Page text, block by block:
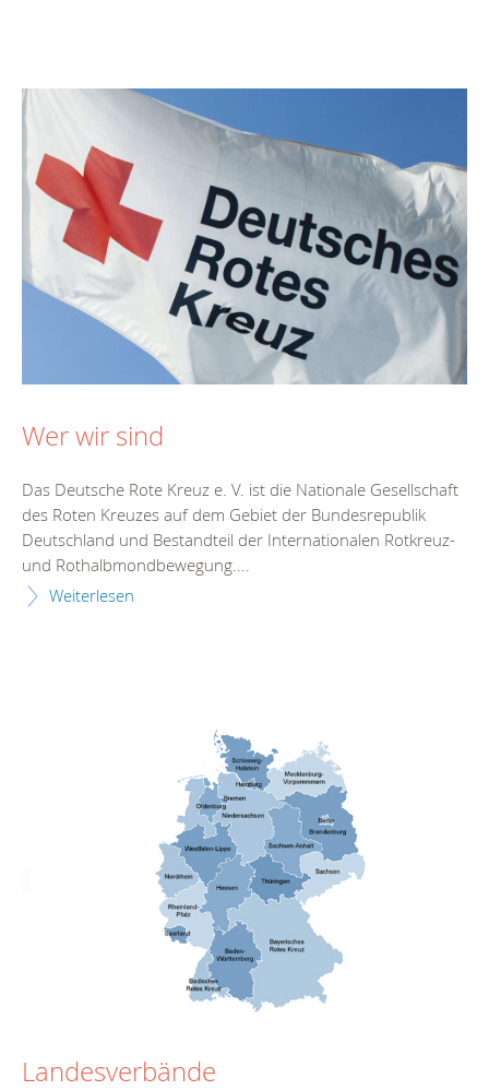
Wer wir sind
Das Deutsche Rote Kreuz e. V. ist die Nationale Gesellschaft
des Roten Kreuzes auf dem Gebiet der Bundesrepublik
Deutschland und Bestandteil der Internationalen Rotkreuz-
und Rothalbmondbewegung....
Weiterlesen
Landesverbände